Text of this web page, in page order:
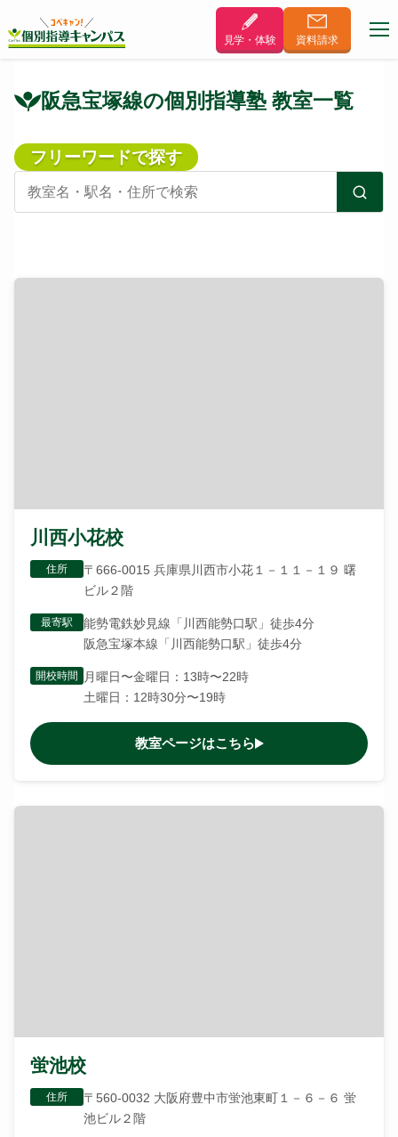
見学・体験 資料請求
阪急宝塚線の個別指導塾 教室一覧
フリーワードで探す
川西小花校
住所
〒666-0015 兵庫県川西市小花１－１１－１９ 曙
ビル２階
最寄駅
能勢電鉄妙見線「川西能勢口駅」徒歩4分
阪急宝塚本線「川西能勢口駅」徒歩4分
開校時間
月曜日〜金曜日：13時〜22時
土曜日：12時30分〜19時
教室ページはこちら
蛍池校
住所
〒560-0032 大阪府豊中市蛍池東町１－６－６ 蛍
池ビル２階